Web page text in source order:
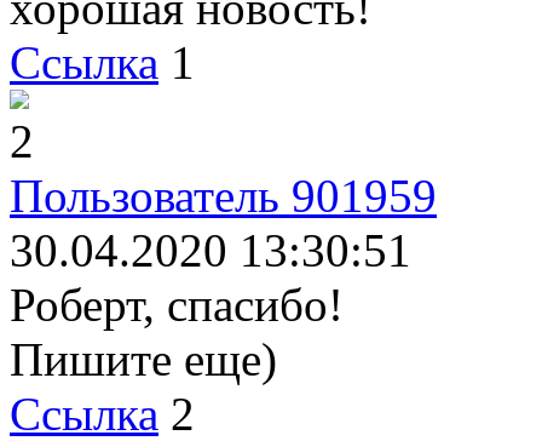
Ссылка 1
2
Пользователь 901959
30.04.2020 13:30:51
Роберт, спасибо!
Пишите еще)
Ссылка 2